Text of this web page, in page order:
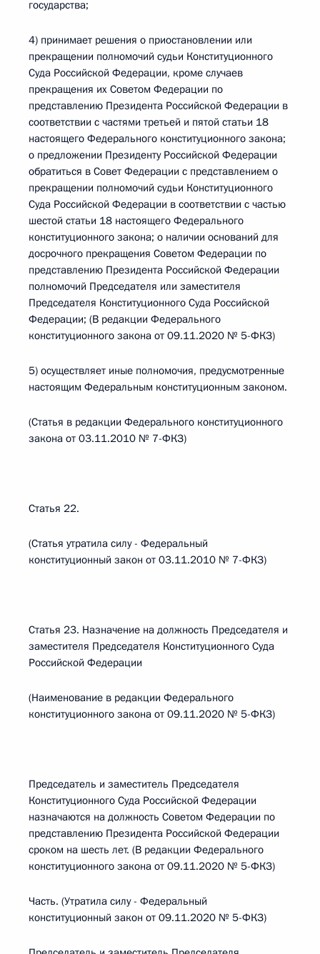
государства;
4) принимает решения о приостановлении или
прекращении полномочий судьи Конституционного
Суда Российской Федерации, кроме случаев
прекращения их Советом Федерации по
представлению Президента Российской Федерации в
соответствии с частями третьей и пятой статьи 18
настоящего Федерального конституционного закона;
о предложении Президенту Российской Федерации
обратиться в Совет Федерации с представлением о
прекращении полномочий судьи Конституционного
Суда Российской Федерации в соответствии с частью
шестой статьи 18 настоящего Федерального
конституционного закона; о наличии оснований для
досрочного прекращения Советом Федерации по
представлению Президента Российской Федерации
полномочий Председателя или заместителя
Председателя Конституционного Суда Российской
Федерации; (В редакции Федерального
конституционного закона от 09.11.2020 № 5-ФКЗ)
5) осуществляет иные полномочия, предусмотренные
настоящим Федеральным конституционным законом.
(Статья в редакции Федерального конституционного
закона от 03.11.2010 № 7-ФКЗ)
Статья 22.
(Статья утратила силу - Федеральный
конституционный закон от 03.11.2010 № 7-ФКЗ)
Статья 23. Назначение на должность Председателя и
заместителя Председателя Конституционного Суда
Российской Федерации
(Наименование в редакции Федерального
конституционного закона от 09.11.2020 № 5-ФКЗ)
Председатель и заместитель Председателя
Конституционного Суда Российской Федерации
назначаются на должность Советом Федерации по
представлению Президента Российской Федерации
сроком на шесть лет. (В редакции Федерального
конституционного закона от 09.11.2020 № 5-ФКЗ)
Часть. (Утратила силу - Федеральный
конституционный закон от 09.11.2020 № 5-ФКЗ)